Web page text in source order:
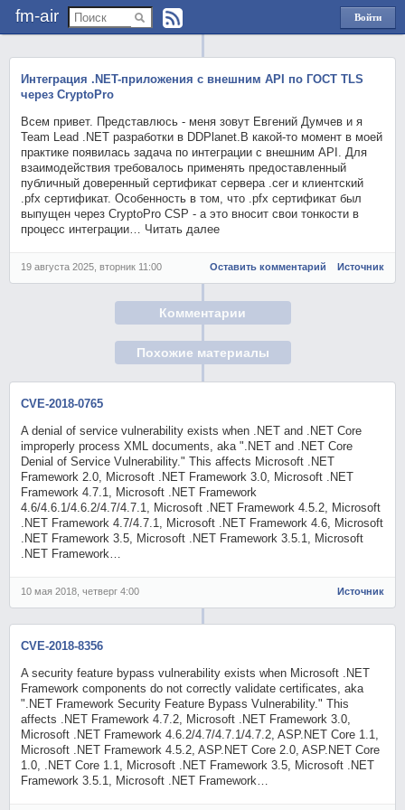
fm-air
Войти
через
Интеграция .NET-приложения с внешним API по ГОСТ TLS
через CryptoPro
Всем привет. Представлюсь - меня зовут Евгений Думчев и я
Team Lead .NET разработки в DDPlanet.В какой-то момент в моей
практике появилась задача по интеграции с внешним API. Для
взаимодействия требовалось применять предоставленный
публичный доверенный сертификат сервера .cer и клиентский
.pfx сертификат. Особенность в том, что .pfx сертификат был
выпущен через CryptoPro CSP - а это вносит свои тонкости в
процесс интеграции… Читать далее
19 августа 2025, вторник 11:00 Оставить комментарий Источник
Комментарии
Похожие материалы
CVE-2018-0765
A denial of service vulnerability exists when .NET and .NET Core
improperly process XML documents, aka ".NET and .NET Core
Denial of Service Vulnerability." This affects Microsoft .NET
Framework 2.0, Microsoft .NET Framework 3.0, Microsoft .NET
Framework 4.7.1, Microsoft .NET Framework
4.6/4.6.1/4.6.2/4.7/4.7.1, Microsoft .NET Framework 4.5.2, Microsoft
.NET Framework 4.7/4.7.1, Microsoft .NET Framework 4.6, Microsoft
.NET Framework 3.5, Microsoft .NET Framework 3.5.1, Microsoft
.NET Framework…
10 мая 2018, четверг 4:00 Источник
CVE-2018-8356
A security feature bypass vulnerability exists when Microsoft .NET
Framework components do not correctly validate certificates, aka
".NET Framework Security Feature Bypass Vulnerability." This
affects .NET Framework 4.7.2, Microsoft .NET Framework 3.0,
Microsoft .NET Framework 4.6.2/4.7/4.7.1/4.7.2, ASP.NET Core 1.1,
Microsoft .NET Framework 4.5.2, ASP.NET Core 2.0, ASP.NET Core
1.0, .NET Core 1.1, Microsoft .NET Framework 3.5, Microsoft .NET
Framework 3.5.1, Microsoft .NET Framework…